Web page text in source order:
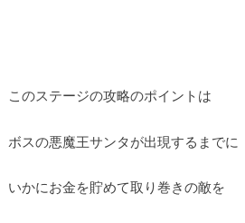
このステージの攻略のポイントは
ボスの悪魔王サンタが出現するまでに
いかにお金を貯めて取り巻きの敵を